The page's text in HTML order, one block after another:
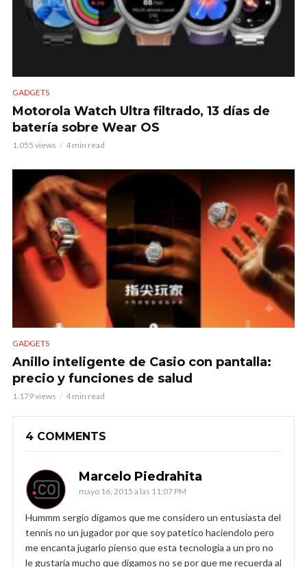
GADGETS
Motorola Watch Ultra filtrado, 13 días de
batería sobre Wear OS
1.055 views 4 min read
GADGETS
Anillo inteligente de Casio con pantalla:
precio y funciones de salud
1.179 views 4 min read
4 COMMENTS
Marcelo Piedrahita
mayo 16, 2015 a las 11:07 PM
Hummm sergio digamos que me considero un entusiasta del
tennis no un jugador por que soy patetico haciendolo pero
me encanta jugarlo pienso que esta tecnologia a un pro no
le gustaria mucho que digamos no se por que me recuerda al